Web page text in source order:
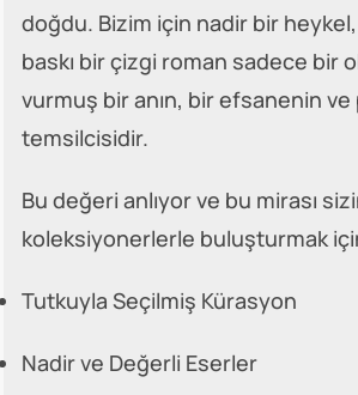
doğdu. Bizim için nadir bir
baskı bir çizgi roman sadece bir
vurmuş bir anın, bir efsanenin ve
temsilcisidir.
Bu değeri anlıyor ve bu mirası
koleksiyonerlerle buluşturmak
Tutkuyla Seçilmiş Kürasyon
Nadir ve Değerli Eserler